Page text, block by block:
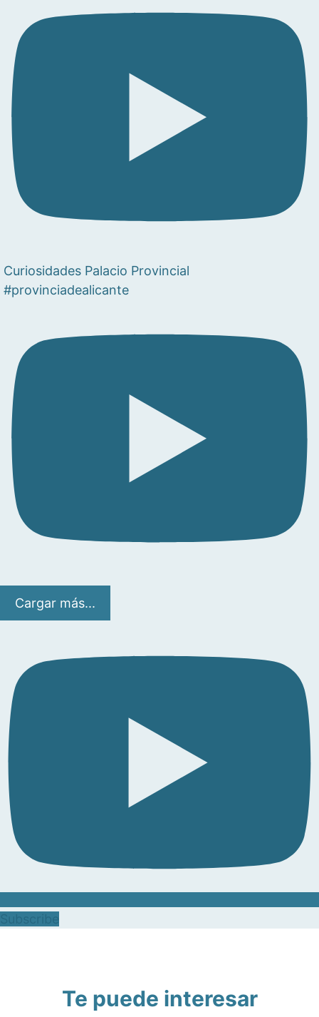
Curiosidades Palacio Provincial
#provinciadealicante
Cargar más...
Te puede interesar